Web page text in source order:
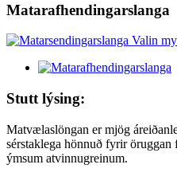
Matarafhendingarslanga
Stutt lýsing:
Matvælaslöngan er mjög
sérstaklega hönnuð fyrir
ýmsum atvinnugreinum.